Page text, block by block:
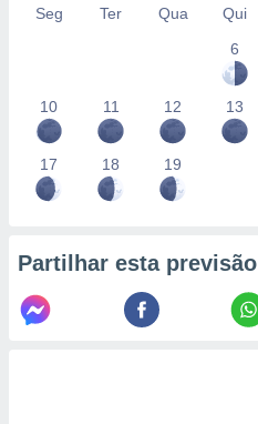
Seg Ter Qua Qui
6
10 11 12 13
17 18 19
Partilhar esta previsão